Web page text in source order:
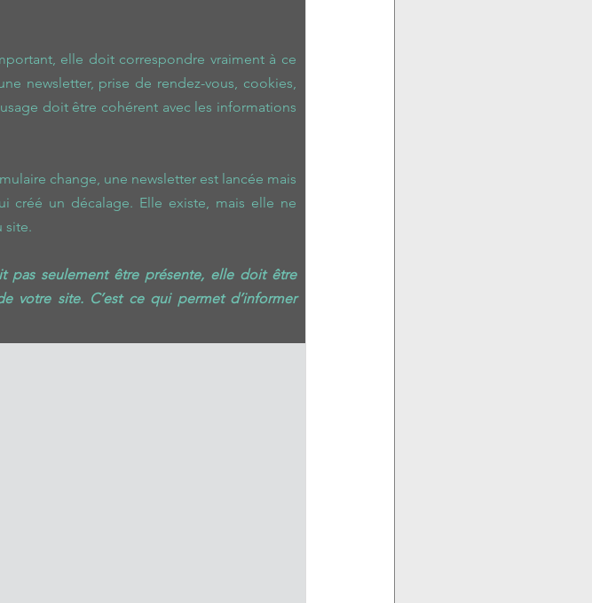
elle doit correspondre vraiment à ce
newsletter, prise de rendez-vous, cookies,
doit être cohérent avec les informations
change, une newsletter est lancée mais
créé un décalage. Elle existe, mais elle ne
site.
seulement être présente, elle doit être
votre site. C’est ce qui permet d’informer